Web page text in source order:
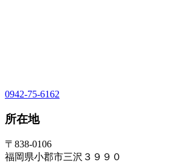
0942-75-6162
所在地
〒838-0106
福岡県小郡市三沢３９９０